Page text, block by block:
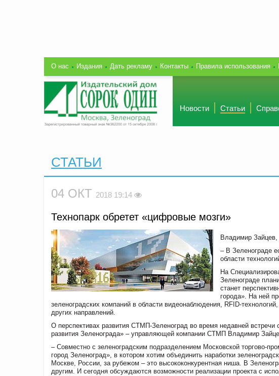
О нас Издания Дать рекламу Контакты Правила использования
Новости Статьи
СТАТЬИ
04 ОКТ 2018 19:14
Технопарк обретет «цифровые мозги»
Владимир Зайцев,
– В Зеленограде
области
На
Зеленограде
станет
города». На ней
зеленоградских компаний в области видеонаблюдения, RFID-
других направлений.
О перспективах развития СТМП-Зеленоград во время недавней
развития Зеленограда» – управляющей компании СТМП Владимир
– Совместно с зеленоградским подразделением Московской торгово-
город Зеленоград», в котором хотим объединить наработки
Москве, России, за рубежом – это высококонкурентная ниша. В
другим. И сегодня обсуждаются возможности реализации проекта с